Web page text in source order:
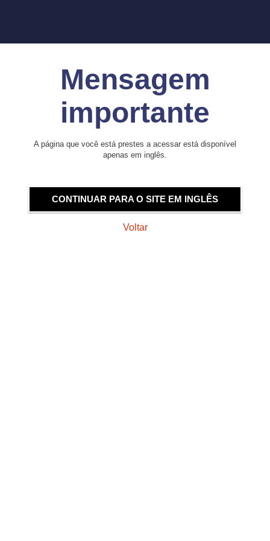
Mensagem
importante
A página que você está prestes a acessar está disponível
apenas em inglês.
CONTINUAR PARA O SITE EM INGLÊS
Voltar